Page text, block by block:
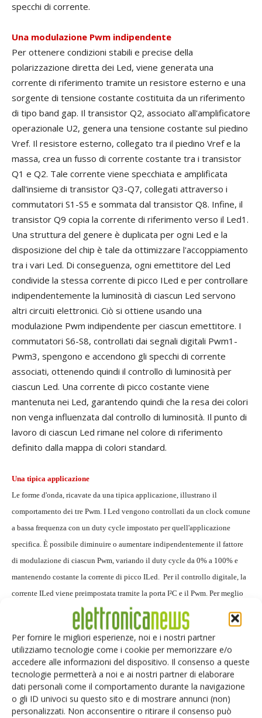
Per fornire le migliori esperienze, noi e i nostri partner
utilizziamo tecnologie come i cookie per memorizzare e/o
accedere alle informazioni del dispositivo. Il consenso a queste
tecnologie permetterà a noi e ai nostri partner di elaborare
dati personali come il comportamento durante la navigazione
o gli ID univoci su questo sito e di mostrare annunci (non)
personalizzati. Non acconsentire o ritirare il consenso può
specchi di corrente.
Una modulazione Pwm indipendente
Per ottenere condizioni stabili e precise della
polarizzazione diretta dei Led, viene generata una
corrente di riferimento tramite un resistore esterno e una
sorgente di tensione costante costituita da un riferimento
di tipo band gap. Il transistor Q2, associato all'amplificatore
operazionale U2, genera una tensione costante sul piedino
Vref. Il resistore esterno, collegato tra il piedino Vref e la
massa, crea un fusso di corrente costante tra i transistor
Q1 e Q2. Tale corrente viene specchiata e amplificata
dall'insieme di transistor Q3-Q7, collegati attraverso i
commutatori S1-S5 e sommata dal transistor Q8. Infine, il
transistor Q9 copia la corrente di riferimento verso il Led1.
Una struttura del genere è duplicata per ogni Led e la
disposizione del chip è tale da ottimizzare l'accoppiamento
tra i vari Led. Di conseguenza, ogni emettitore del Led
condivide la stessa corrente di picco ILed e per controllare
indipendentemente la luminosità di ciascun Led servono
altri circuiti elettronici. Ciò si ottiene usando una
modulazione Pwm indipendente per ciascun emettitore. I
commutatori S6-S8, controllati dai segnali digitali Pwm1-
Pwm3, spengono e accendono gli specchi di corrente
associati, ottenendo quindi il controllo di luminosità per
ciascun Led. Una corrente di picco costante viene
mantenuta nei Led, garantendo quindi che la resa dei colori
non venga influenzata dal controllo di luminosità. Il punto di
lavoro di ciascun Led rimane nel colore di riferimento
definito dalla mappa di colori standard.
Una tipica applicazione
Le forme d'onda, ricavate da una tipica applicazione, illustrano il
comportamento dei tre Pwm. I Led vengono controllati da un clock comune
a bassa frequenza con un duty cycle impostato per quell'applicazione
specifica. È possibile diminuire o aumentare indipendentemente il fattore
di modulazione di ciascun Pwm, variando il duty cycle da 0% a 100% e
mantenendo costante la corrente di picco ILed. Per il controllo digitale, la
corrente ILed viene preimpostata tramite la porta I²C e il Pwm. Per meglio
illustrare il processo di variazione graduale della luminosità, il circuito
integrato di pilotaggio a tripla uscita NCP5623di ON Semiconductor
viene utilizzato come caso di riferimento. Per creare una rampa di crescita
dolce della luminosità, una soluzione consiste nel controllare via software
il numero di passi del circuito di pilotaggio. In questo particolare esempio,
sono previsti 31 passi. Un semplice ciclo di controllo può essere
programmato nel microcontrollore per svolgere questo compito, ma la